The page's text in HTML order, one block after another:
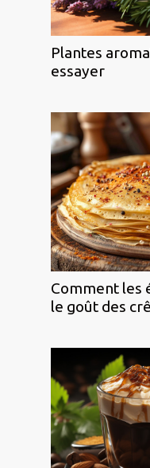
Plantes
essayer
Comment les
le goût des